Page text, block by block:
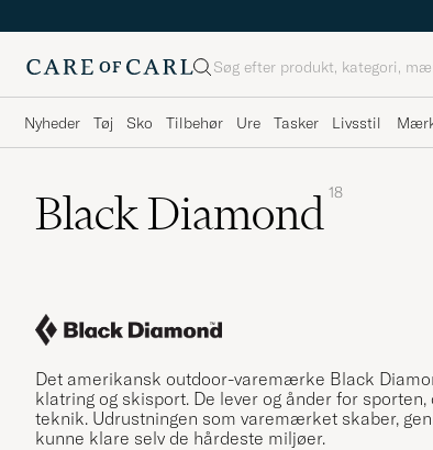
Søg
Nyheder Tøj Sko Tilbehør Ure Tasker Livsstil
Black Diamond 18
Det amerikansk outdoor-varemærke Black
klatring og skisport. De lever og ånder for
teknik. Udrustningen som varemærket skaber,
kunne klare selv de hårdeste miljøer.